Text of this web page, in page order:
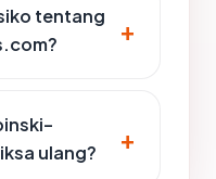
tentang
ulang?